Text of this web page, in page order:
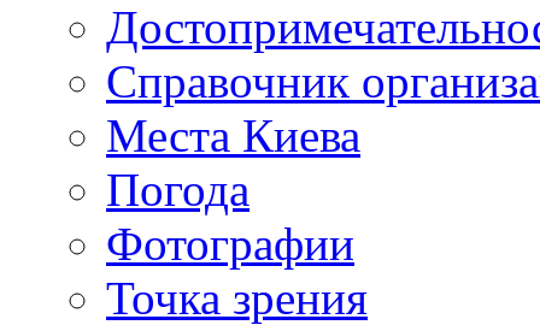
Справочник
Места Киева
Погода
Фотографии
Точка зрения